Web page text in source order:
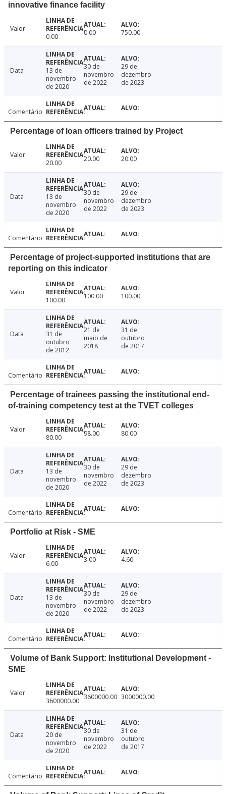
innovative finance facility
Valor
0.00
0.00 750.00
Data
13 de
novembro
de 2020
30 de
novembro
de 2022
29 de
dezembro
de 2023
Comentário
Percentage of loan officers trained by Project
Valor
20.00
20.00 20.00
Data
13 de
novembro
de 2020
30 de
novembro
de 2022
29 de
dezembro
de 2023
Comentário
Percentage of project-supported institutions that are
reporting on this indicator
Valor
100.00
100.00 100.00
Data
31 de
outubro
de 2012
21 de
maio de
2018
31 de
outubro
de 2017
Comentário
Percentage of trainees passing the institutional end-
of-training competency test at the TVET colleges
Valor
80.00
98.00 80.00
Data
13 de
novembro
de 2020
30 de
novembro
de 2022
29 de
dezembro
de 2023
Comentário
Portfolio at Risk - SME
Valor
6.00
3.00 4.60
Data
13 de
novembro
de 2020
30 de
novembro
de 2022
29 de
dezembro
de 2023
Comentário
Volume of Bank Support: Institutional Development -
SME
Valor
3600000.00 3600000.00 3000000.00
Data
20 de
novembro
de 2020
30 de
novembro
de 2022
31 de
outubro
de 2017
Comentário